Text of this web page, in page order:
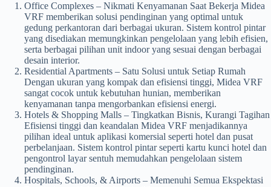
Office Complexes – Nikmati Kenyamanan Saat Bekerja Midea
VRF memberikan solusi pendinginan yang optimal untuk
gedung perkantoran dari berbagai ukuran. Sistem kontrol pintar
yang disediakan memungkinkan pengelolaan yang lebih efisien,
serta berbagai pilihan unit indoor yang sesuai dengan berbagai
desain interior.
Residential Apartments – Satu Solusi untuk Setiap Rumah
Dengan ukuran yang kompak dan efisiensi tinggi, Midea VRF
sangat cocok untuk kebutuhan hunian, memberikan
kenyamanan tanpa mengorbankan efisiensi energi.
Hotels & Shopping Malls – Tingkatkan Bisnis, Kurangi Tagihan
Efisiensi tinggi dan keandalan Midea VRF menjadikannya
pilihan ideal untuk aplikasi komersial seperti hotel dan pusat
perbelanjaan. Sistem kontrol pintar seperti kartu kunci hotel dan
pengontrol layar sentuh memudahkan pengelolaan sistem
pendinginan.
Hospitals, Schools, & Airports – Memenuhi Semua Ekspektasi